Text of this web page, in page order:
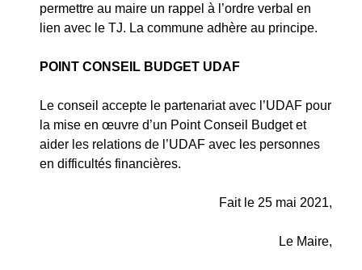
permettre au maire un rappel à l’ordre verbal en
lien avec le TJ. La commune adhère au principe.
POINT CONSEIL BUDGET UDAF
Le conseil accepte le partenariat avec l’UDAF pour
la mise en œuvre d’un Point Conseil Budget et
aider les relations de l’UDAF avec les personnes
en difficultés financières.
Fait le 25 mai 2021,
Le Maire,